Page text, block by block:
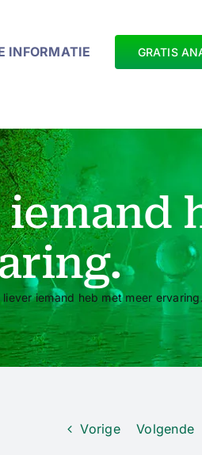
INFORMATIE GRATIS
iemand heb met meer
Vorige Volgende